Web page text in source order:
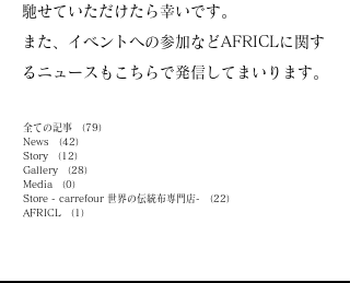
馳せていただけたら幸いです。
​また、イベントへの参加などAFRICLに関す
るニュースもこちらで発信してまいります。
全ての記事 （79）
News
（42）
Story
（12）
Gallery
（28）
Media
（0）
Store - carrefour 世界の伝統布専門店-
（22）
AFRICL
（1）